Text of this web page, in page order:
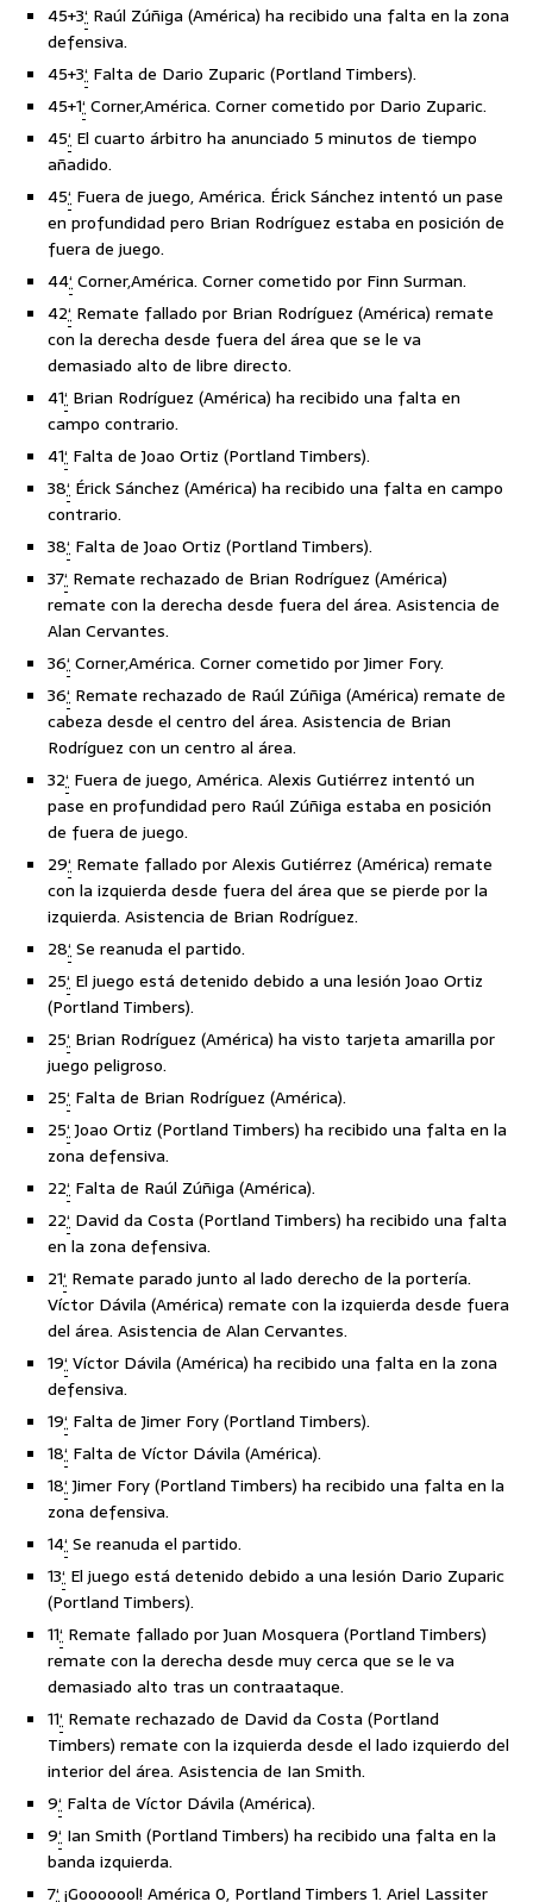
45+3‘ Raúl Zúñiga (América) ha recibido una falta en la zona
defensiva.
45+3‘ Falta de Dario Zuparic (Portland Timbers).
45+1‘Corner,América. Corner cometido por Dario Zuparic.
45‘ El cuarto árbitro ha anunciado 5 minutos de tiempo
añadido.
45‘ Fuera de juego, América. Érick Sánchez intentó un pase
en profundidad pero Brian Rodríguez estaba en posición de
fuera de juego.
44‘Corner,América. Corner cometido por Finn Surman.
42‘ Remate fallado por Brian Rodríguez (América) remate
con la derecha desde fuera del área que se le va
demasiado alto de libre directo.
41‘ Brian Rodríguez (América) ha recibido una falta en
campo contrario.
41‘ Falta de Joao Ortiz (Portland Timbers).
38‘ Érick Sánchez (América) ha recibido una falta en campo
contrario.
38‘ Falta de Joao Ortiz (Portland Timbers).
37‘ Remate rechazado de Brian Rodríguez (América)
remate con la derecha desde fuera del área. Asistencia de
Alan Cervantes.
36‘Corner,América. Corner cometido por Jimer Fory.
36‘ Remate rechazado de Raúl Zúñiga (América) remate de
cabeza desde el centro del área. Asistencia de Brian
Rodríguez con un centro al área.
32‘ Fuera de juego, América. Alexis Gutiérrez intentó un
pase en profundidad pero Raúl Zúñiga estaba en posición
de fuera de juego.
29‘ Remate fallado por Alexis Gutiérrez (América) remate
con la izquierda desde fuera del área que se pierde por la
izquierda. Asistencia de Brian Rodríguez.
28‘Se reanuda el partido.
25‘ El juego está detenido debido a una lesión Joao Ortiz
(Portland Timbers).
25‘ Brian Rodríguez (América) ha visto tarjeta amarilla por
juego peligroso.
25‘ Falta de Brian Rodríguez (América).
25‘Joao Ortiz (Portland Timbers) ha recibido una falta en la
zona defensiva.
22‘ Falta de Raúl Zúñiga (América).
22‘ David da Costa (Portland Timbers) ha recibido una falta
en la zona defensiva.
21‘ Remate parado junto al lado derecho de la portería.
Víctor Dávila (América) remate con la izquierda desde fuera
del área. Asistencia de Alan Cervantes.
19‘Víctor Dávila (América) ha recibido una falta en la zona
defensiva.
19‘ Falta de Jimer Fory (Portland Timbers).
18‘ Falta de Víctor Dávila (América).
18‘Jimer Fory (Portland Timbers) ha recibido una falta en la
zona defensiva.
14‘Se reanuda el partido.
13‘ El juego está detenido debido a una lesión Dario Zuparic
(Portland Timbers).
11‘ Remate fallado por Juan Mosquera (Portland Timbers)
remate con la derecha desde muy cerca que se le va
demasiado alto tras un contraataque.
11‘ Remate rechazado de David da Costa (Portland
Timbers) remate con la izquierda desde el lado izquierdo del
interior del área. Asistencia de Ian Smith.
9‘ Falta de Víctor Dávila (América).
9‘ Ian Smith (Portland Timbers) ha recibido una falta en la
banda izquierda.
7‘¡Gooooool! América 0, Portland Timbers 1. Ariel Lassiter